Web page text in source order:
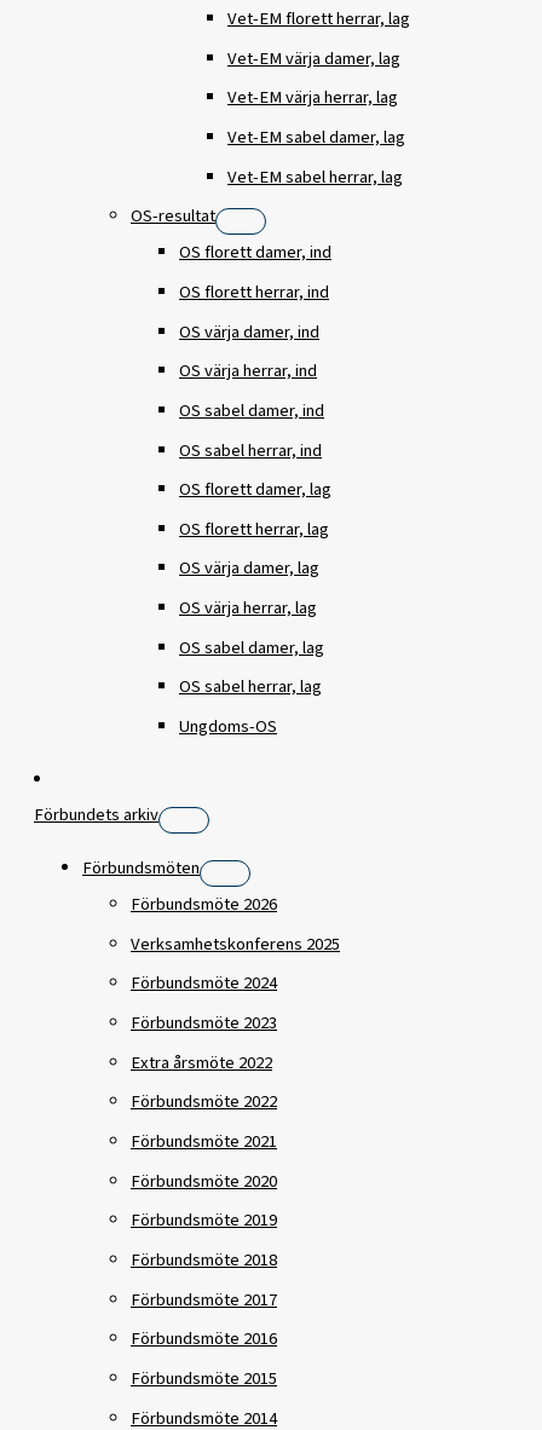
Vet-EM florett herrar, lag
Vet-EM värja damer, lag
Vet-EM värja herrar, lag
Vet-EM sabel damer, lag
Vet-EM sabel herrar, lag
OS-resultat
OS florett damer, ind
OS florett herrar, ind
OS värja damer, ind
OS värja herrar, ind
OS sabel damer, ind
OS sabel herrar, ind
OS florett damer, lag
OS florett herrar, lag
OS värja damer, lag
OS värja herrar, lag
OS sabel damer, lag
OS sabel herrar, lag
Ungdoms-OS
Förbundets arkiv
Förbundsmöten
Förbundsmöte 2026
Verksamhetskonferens 2025
Förbundsmöte 2024
Förbundsmöte 2023
Extra årsmöte 2022
Förbundsmöte 2022
Förbundsmöte 2021
Förbundsmöte 2020
Förbundsmöte 2019
Förbundsmöte 2018
Förbundsmöte 2017
Förbundsmöte 2016
Förbundsmöte 2015
Förbundsmöte 2014